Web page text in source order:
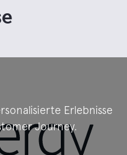
Erlebnisse
Journey.